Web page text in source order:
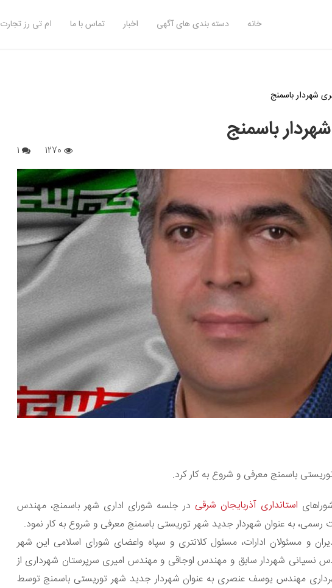
خانه دسته بندی های آگهی اخبار تماس با ما ام تی رز تجارت
شهردار باسمنج
باسمنج
باسمنج معرفی و شروع به کار کرد.
استانداری آذربایجان شرقی در جلسه شورای اداری شهر باسمنج، مهندس
به عنوان شهردار جدید شهر توریستی باسمنج معرفی و شروع به کار نمود.
و مسئولان ادارات، مسئول کلانتری و سپاه واعضای شورای اسلامی این شهر
نسیانی شهردار سابق و مهندس اوجاقی و مهندس امیری سرپرستان شهرداری از
مهندس یوسف عنصری به عنوان شهردار جدید شهر توریستی باسمنج توسط